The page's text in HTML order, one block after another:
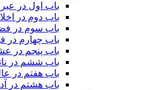
باب اول در
باب دوم در
باب سوم در
باب چهارم در
باب پنجم در
باب ششم در
باب هفتم در
باب هشتم در